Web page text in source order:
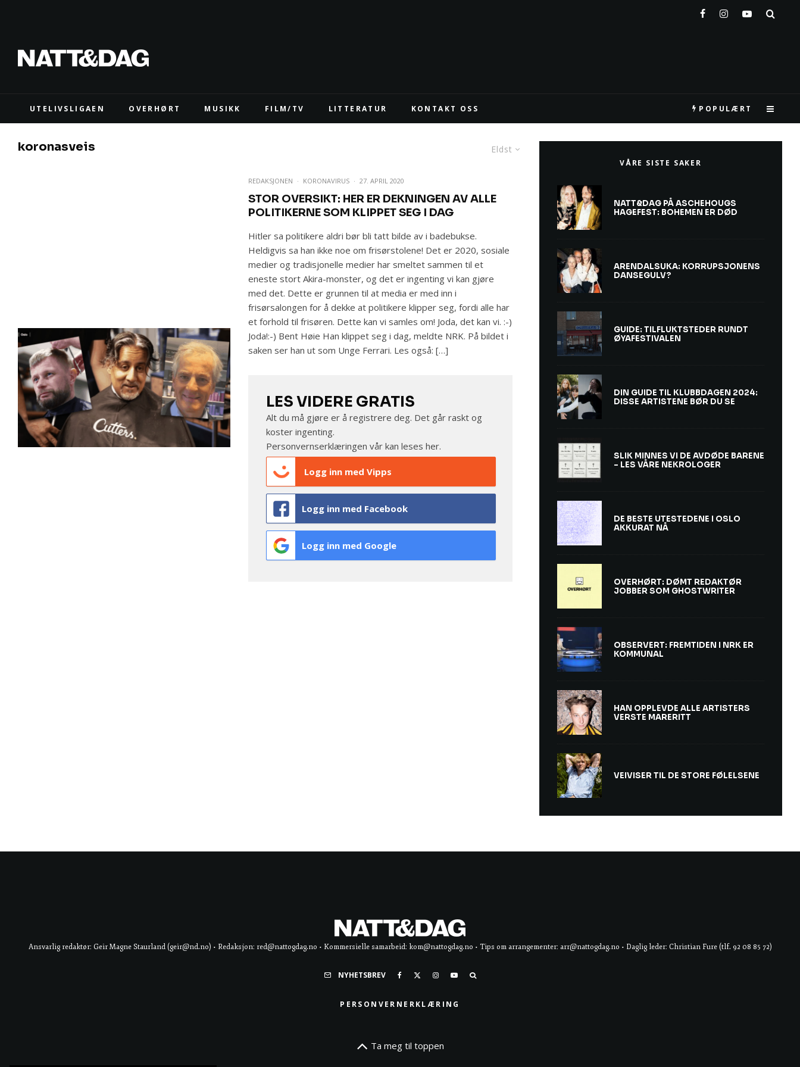
UTELIVSLIGAEN OVERHØRT MUSIKK FILM/TV LITTERATUR KONTAKT OSS POPULÆRT
Eldst
koronasveis
REDAKSJONEN · KORONAVIRUS · 27. APRIL 2020
STOR OVERSIKT: HER ER DEKNINGEN AV ALLE
POLITIKERNE SOM KLIPPET SEG I DAG
Hitler sa politikere aldri bør bli tatt bilde av i badebukse.
Heldigvis sa han ikke noe om frisørstolene! Det er 2020, sosiale
medier og tradisjonelle medier har smeltet sammen til et
eneste stort Akira-monster, og det er ingenting vi kan gjøre
med det. Dette er grunnen til at media er med inn i
frisørsalongen for å dekke at politikere klipper seg, fordi alle har
et forhold til frisøren. Dette kan vi samles om! Joda, det kan vi. :-)
Joda!:-) Bent Høie Han klippet seg i dag, meldte NRK. På bildet i
saken ser han ut som Unge Ferrari. Les også: […]
LES VIDERE GRATIS
Alt du må gjøre er å registrere deg. Det går raskt og
koster ingenting.
Personvernserklæringen vår kan lesesher.
Logg inn med Vipps
Logg inn med Facebook
Logg inn med Google
VÅRE SISTE SAKER
NATT&DAG PÅ ASCHEHOUGS
HAGEFEST: BOHEMEN ER DØD
ARENDALSUKA: KORRUPSJONENS
DANSEGULV?
GUIDE: TILFLUKTSTEDER RUNDT
ØYAFESTIVALEN
DIN GUIDE TIL KLUBBDAGEN 2024:
DISSE ARTISTENE BØR DU SE
SLIK MINNES VI DE AVDØDE BARENE
– LES VÅRE NEKROLOGER
DE BESTE UTESTEDENE I OSLO
AKKURAT NÅ
OVERHØRT: DØMT REDAKTØR
JOBBER SOM GHOSTWRITER
OBSERVERT: FREMTIDEN I NRK ER
KOMMUNAL
HAN OPPLEVDE ALLE ARTISTERS
VERSTE MARERITT
VEIVISER TIL DE STORE FØLELSENE
Ansvarlig redaktør: Geir Magne Staurland (geir@nd.no) • Redaksjon: red@nattogdag.no • Kommersielle samarbeid: kom@nattogdag.no • Tips om arrangementer: arr@nattogdag.no • Daglig leder: Christian Fure (tlf. 92 08 85 72)
NYHETSBREV
PERSONVERNERKLÆRING
Ta meg til toppen